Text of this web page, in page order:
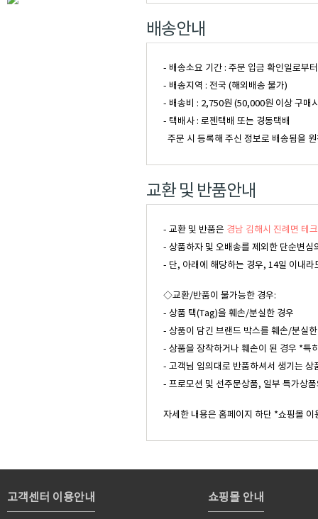
배송안내
- 배송소요 기간 : 주문 입금 확인일로부
- 배송지역 : 전국 (해외배송 불가)
- 배송비 : 2,750원 (50,000원 이상 구매
- 택배사 : 로젠택배 또는 경동택배
주문 시 등록해 주신 정보로 배송됨을
교환 및 반품안내
- 교환 및 반품은 경남 김해시 진례면 테
- 상품하자 및 오배송를 제외한 단순변
- 단, 아래에 해당하는 경우, 14일 이내
◇교환/반품이 불가능한 경우:
- 상품 택(Tag)을 훼손/분실한 경우
- 상품이 담긴 브랜드 박스를 훼손/분실
- 상품을 장착하거나 훼손이 된 경우 *특
- 고객님 임의대로 반품하셔서 생기는 상
- 프로모션 및 선주문상품, 일부 특가상
자세한 내용은 홈페이지 하단 *쇼핑몰
고객센터 이용안내 쇼핑몰 안내